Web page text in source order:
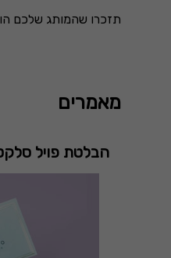
תזכרו שהמותג שלכם
מאמרים
הבלטת פויל